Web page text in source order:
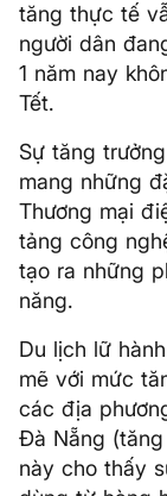
tăng thực tế
người dân
1 năm nay
Tết.
Sự tăng
mang những
Thương mại
tảng công
tạo ra những
năng.
Du lịch lữ
mẽ với mức
các địa
Đà Nẵng
này cho thấy